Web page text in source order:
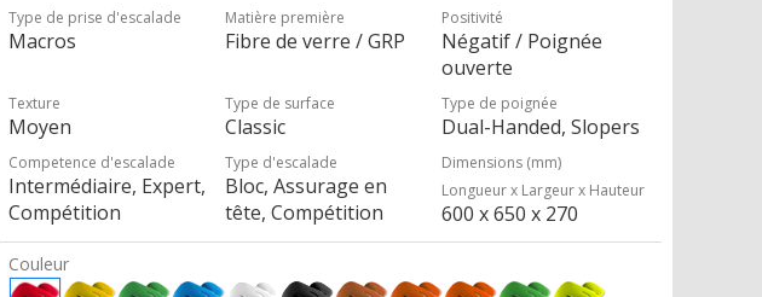
Type de prise d'escalade
Macros
Matière première
Fibre de verre / GRP
Positivité
Négatif / Poignée
ouverte
Texture
Moyen
Type de surface
Classic
Type de poignée
Dual-Handed, Slopers
Competence d'escalade
Intermédiaire, Expert,
Compétition
Type d'escalade
Bloc, Assurage en
tête, Compétition
Dimensions (mm)
Longueur x Largeur x Hauteur
600 x 650 x 270
Couleur